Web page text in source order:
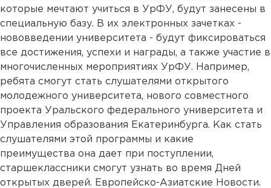
которые мечтают учиться в УрФУ, будут занесены в
специальную базу. В их электронных зачетках -
нововведении университета - будут фиксироваться
все достижения, успехи и награды, а также участие в
многочисленных мероприятиях УрФУ. Например,
ребята смогут стать слушателями открытого
молодежного университета, нового совместного
проекта Уральского федерального университета и
Управления образования Екатеринбурга. Как стать
слушателями этой программы и какие
преимущества она дает при поступлении,
старшеклассники смогут узнать во время Дней
открытых дверей. Европейско-Азиатские Новости.